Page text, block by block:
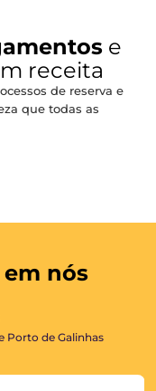
sua operação!